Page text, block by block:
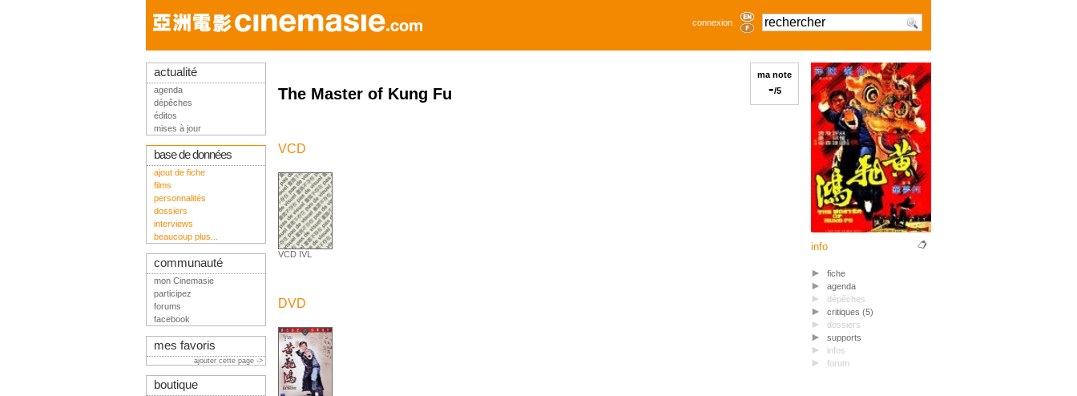
connexion
ma note
-/5
The Master of Kung Fu
VCD
VCD IVL
DVD
info
fiche
agenda
dépêches
critiques (5)
dossiers
supports
infos
forum
actualité
agenda
dépêches
éditos
mises à jour
base de données
ajout de fiche
films
personnalités
dossiers
interviews
beaucoup plus...
communauté
mon Cinemasie
participez
forums
facebook
mes favoris
ajouter cette page ->
boutique